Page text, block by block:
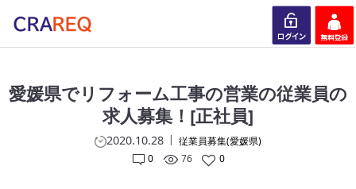
愛媛県でリフォーム工事の営業の従業員の
求人募集！[正社員]
2020.10.28
従業員募集(愛媛県)
0
76 0